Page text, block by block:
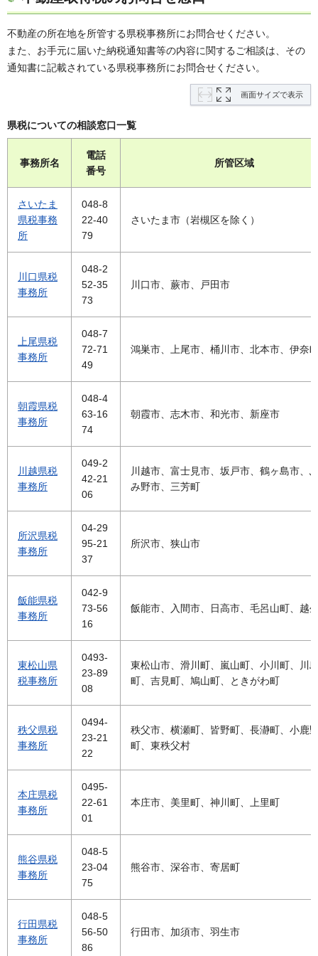
不動産の所在地を所管する県税事務所にお問合せください。
また、お手元に届いた納税通知書等の内容に関するご相談は、その
通知書に記載されている県税事務所にお問合せください。
画面サイズで表示
県税についての相談窓口一覧
事務所名
電話
番号
所管区域
さいたま
県税事務
所
048-8
22-40
79
さいたま市（岩槻区を除く）
川口県税
事務所
048-2
52-35
73
川口市、蕨市、戸田市
上尾県税
事務所
048-7
72-71
49
鴻巣市、上尾市、桶川市、北本市、伊奈
朝霞県税
事務所
048-4
63-16
74
朝霞市、志木市、和光市、新座市
川越県税
事務所
049-2
42-21
06
川越市、富士見市、坂戸市、鶴ヶ島市、
み野市、三芳町
所沢県税
事務所
04-29
95-21
37
所沢市、狭山市
飯能県税
事務所
042-9
73-56
16
飯能市、入間市、日高市、毛呂山町、越
東松山県
税事務所
0493-
23-89
08
東松山市、滑川町、嵐山町、小川町、川
町、吉見町、鳩山町、ときがわ町
秩父県税
事務所
0494-
23-21
22
秩父市、横瀬町、皆野町、長瀞町、小鹿
町、東秩父村
本庄県税
事務所
0495-
22-61
01
本庄市、美里町、神川町、上里町
熊谷県税
事務所
048-5
23-04
75
熊谷市、深谷市、寄居町
行田県税
事務所
048-5
56-50
86
行田市、加須市、羽生市